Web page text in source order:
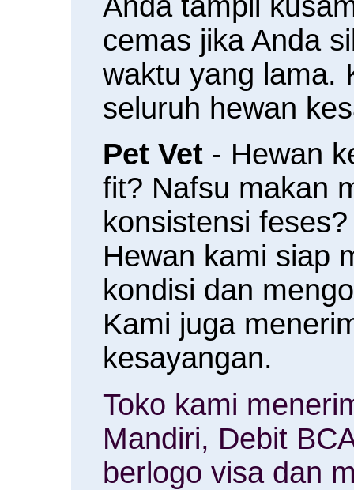
cemas jika Anda
waktu yang lama.
seluruh hewan
Pet Vet - Hewan
fit? Nafsu makan
konsistensi
Hewan kami siap
kondisi dan
Kami juga
kesayangan.
Toko kami
Mandiri, Debit
berlogo visa dan